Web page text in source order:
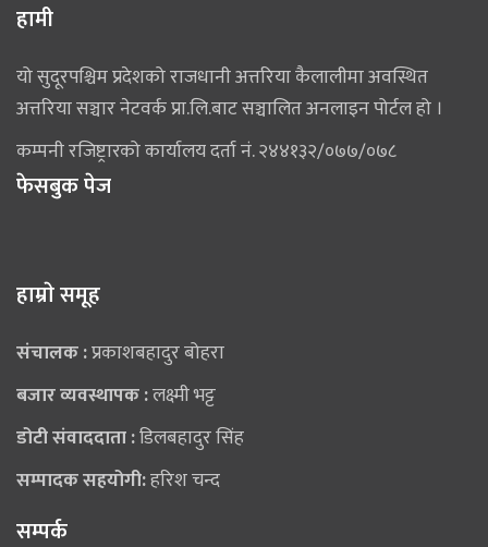
हामी
यो सुदूरपश्चिम प्रदेशको राजधानी अत्तरिया कैलालीमा अवस्थित
अत्तरिया सञ्चार नेटवर्क प्रा.लि.बाट सञ्चालित अनलाइन पोर्टल हो ।
कम्पनी रजिष्ट्रारको कार्यालय दर्ता नं. २४४१३२/०७७/०७८
फेसबुक पेज
हाम्राे समूह
संचालक :प्रकाशबहादुर बोहरा
बजार व्यवस्थापक :लक्ष्मी भट्ट
डोटी संवाददाता :डिलबहादुर सिंह
सम्पादक सहयोगी:हरिश चन्द
सम्पर्क